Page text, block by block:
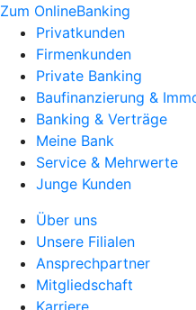
Zum OnlineBanking
Privatkunden
Firmenkunden
Private Banking
Baufinanzierung &
Banking & Verträge
Meine Bank
Service & Mehrwerte
Junge Kunden
Über uns
Unsere Filialen
Ansprechpartner
Mitgliedschaft
Karriere